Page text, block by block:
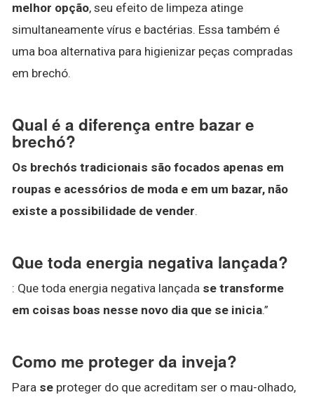
melhor opção, seu efeito de limpeza atinge
simultaneamente vírus e bactérias. Essa também é
uma boa alternativa para higienizar peças compradas
em brechó.
Qual é a diferença entre bazar e
brechó?
Os brechós tradicionais são focados apenas em
roupas e acessórios de moda e em um bazar, não
existe a possibilidade de vender.
Que toda energia negativa lançada?
: Que toda energia negativa lançada se transforme
em coisas boas nesse novo dia que se inicia.”
Como me proteger da inveja?
Para se proteger do que acreditam ser o mau-olhado,